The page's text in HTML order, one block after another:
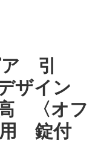
引
ザイン
〈オフ
用 錠付